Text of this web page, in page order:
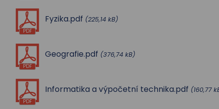
Fyzika.pdf (225,14 kB)
PDF
Geografie.pdf (376,74 kB)
PDF
Informatika a výpočetní technika.pdf (160,77
PDF